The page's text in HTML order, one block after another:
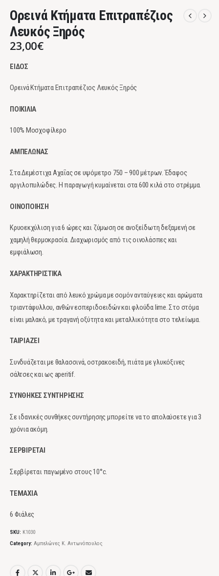
Ορεινά Κτήματα Επιτραπέζιος
Λευκός Ξηρός
23,00€
ΕΙΔΟΣ
Ορεινά Κτήματα Επιτραπέζιος Λευκός Ξηρός
ΠΟΙΚΙΛΙΑ
100% Μοσχοφίλερο
ΑΜΠΕΛΩΝΑΣ
Στα Δεμέστιχα Αχαΐας σε υψόμετρο 750 – 900 μέτρων. Έδαφος
αργιλοπυλώδες. Η παραγωγή κυμαίνεται στα 600 κιλά στο στρέμμα.
ΟΙΝΟΠΟΙΗΣΗ
Κρυοεκχύλιση για 6 ώρες και ζύμωση σε ανοξείδωτη δεξαμενή σε
χαμηλή θερμοκρασία. Διαχωρισμός από τις οινολάσπες και
εμφιάλωση.
ΧΑΡΑΚΤΗΡΙΣΤΙΚΑ
Χαρακτηρίζεται από λευκό χρώμα με σομόν ανταύγειες και αρώματα
τριαντάφυλλου, ανθών εσπεριδοειδών και φλούδα lime. Στο στόμα
είναι μαλακό, με τραγανή οξύτητα και μεταλλικότητα στο τελείωμα.
ΤΑΙΡΙΑΖΕΙ
Συνδυάζεται με θαλασσινά, οστρακοειδή, πιάτα με γλυκόξινες
σάλτσες και ως aperitif.
ΣΥΝΘΗΚΕΣ ΣΥΝΤΗΡΗΣΗΣ
Σε ιδανικές συνθήκες συντήρησης μπορείτε να το απολαύσετε για 3
χρόνια ακόμη.
ΣΕΡΒΙΡΕΤΑΙ
Σερβίρεται παγωμένο στους 10°c.
ΤΕΜΑΧΙΑ
6 Φιάλες
SKU: Κ1030
Category: Αμπελώνες Κ. Αντωνόπουλος